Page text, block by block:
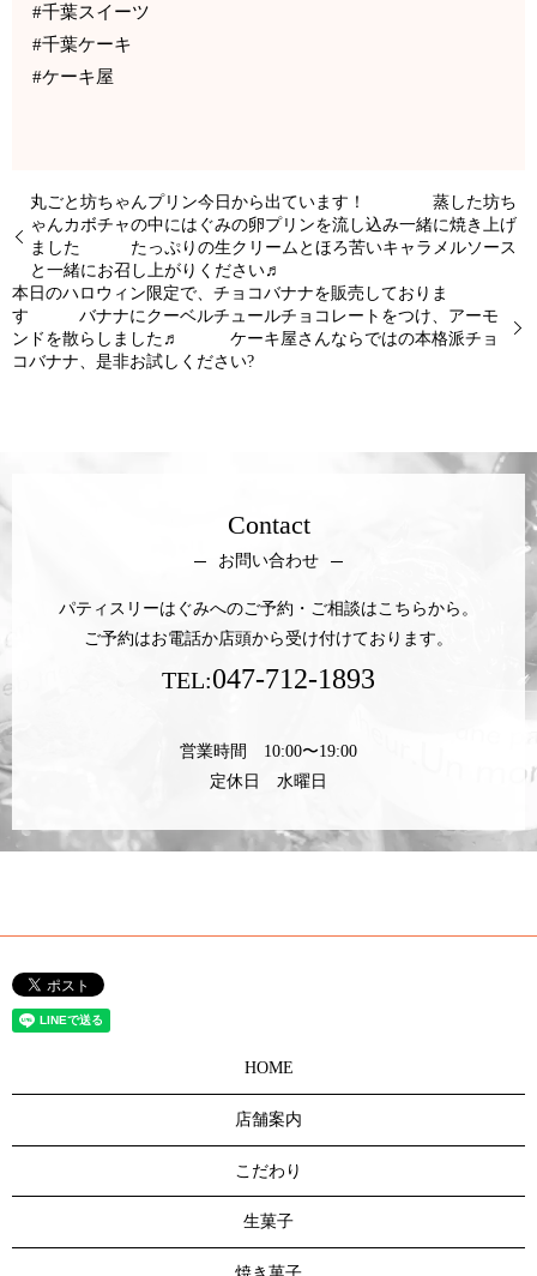
#千葉スイーツ
#千葉ケーキ
#ケーキ屋
丸ごと坊ちゃんプリン今日から出ています！ 蒸した坊ち
ゃんカボチャの中にはぐみの卵プリンを流し込み一緒に焼き上げ
ました たっぷりの生クリームとほろ苦いキャラメルソース
と一緒にお召し上がりください♬
本日のハロウィン限定で、チョコバナナを販売しておりま
す バナナにクーベルチュールチョコレートをつけ、アーモ
ンドを散らしました♬ ケーキ屋さんならではの本格派チョ
コバナナ、是非お試しください?
Contact
お問い合わせ
パティスリーはぐみへのご予約・ご相談はこちらから。
ご予約はお電話か店頭から受け付けております。
TEL:047-712-1893
営業時間 10:00〜19:00
定休日 水曜日
HOME
店舗案内
こだわり
生菓子